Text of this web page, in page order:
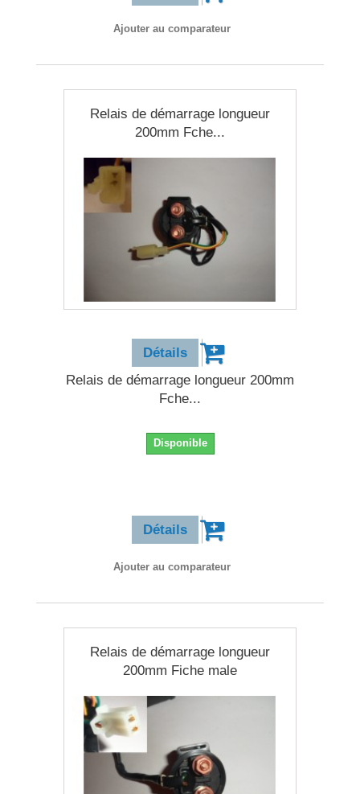
Ajouter au comparateur
Relais de démarrage longueur
200mm Fche...
Détails
Relais de démarrage longueur 200mm
Fche...
Disponible
Détails
Ajouter au comparateur
Relais de démarrage longueur
200mm Fiche male